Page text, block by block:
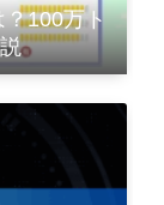
100万ト